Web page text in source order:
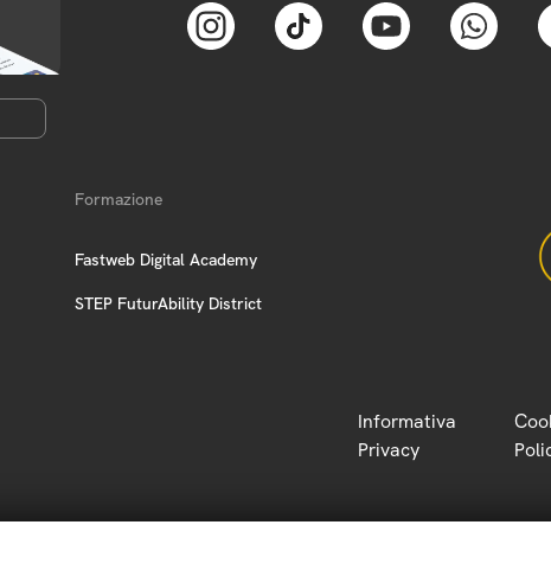
Formazione
Fastweb Digital Academy
STEP FuturAbility District
Informativa
Privacy